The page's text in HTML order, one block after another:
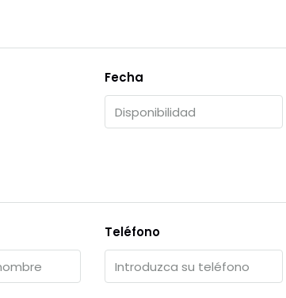
Fecha
Teléfono